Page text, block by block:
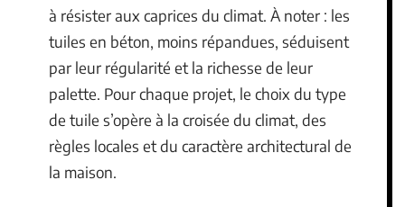
à résister aux caprices du climat. À noter : les
tuiles en béton, moins répandues, séduisent
par leur régularité et la richesse de leur
palette. Pour chaque projet, le choix du type
de tuile s’opère à la croisée du climat, des
règles locales et du caractère architectural de
la maison.